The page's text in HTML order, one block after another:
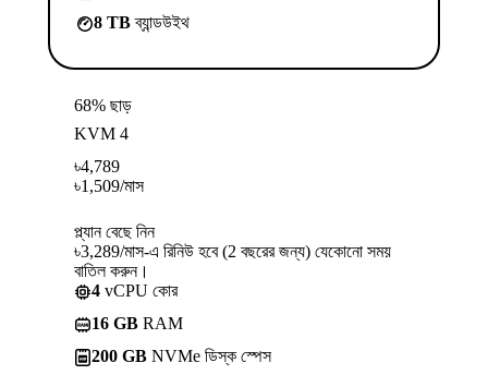
8 TBব্যান্ডউইথ
68% ছাড়
KVM 4
৳4,789
৳1,509/মাস
প্ল্যান বেছে নিন
৳3,289/মাস-এ রিনিউ হবে (2 বছরের জন্য) যেকোনো সময়
বাতিল করুন।
4 vCPU কোর
16 GB RAM
200 GB NVMe ডিস্ক স্পেস